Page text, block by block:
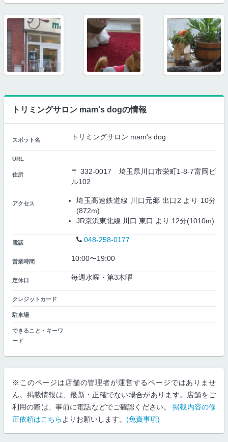
トリミングサロン mam's dogの情報
スポット名 トリミングサロン mam's dog
URL
住所
〒 332-0017 埼玉県川口市栄町1-8-7富岡ビ
ル102
アクセス
埼玉高速鉄道線 川口元郷 出口2 より 10分
(872m)
JR京浜東北線 川口 東口 より 12分(1010m)
電話 048-258-0177
営業時間 10:00〜19:00
定休日 毎週水曜・第3木曜
クレジットカード
駐車場
できること・キーワ
ード
※このページは店舗の管理者が運営するページではありませ
ん。掲載情報は、最新・正確でない場合があります。店舗をご
利用の際は、事前に電話などでご確認ください。掲載内容の修
正依頼はこちら よりお願いします。 (免責事項)